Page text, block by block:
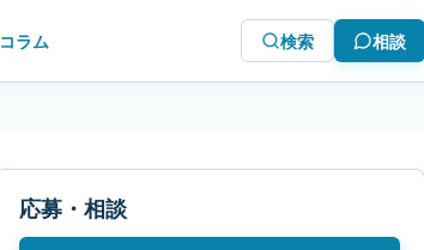
コラム 検索 相談
応募・相談